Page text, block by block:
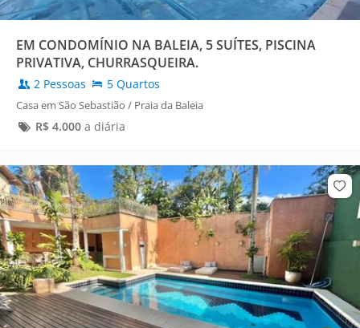
EM CONDOMÍNIO NA BALEIA, 5 SUÍTES, PISCINA
PRIVATIVA, CHURRASQUEIRA.
2 Pessoas 5 Quartos
Casa em São Sebastião / Praia da Baleia
R$ 4.000a diária